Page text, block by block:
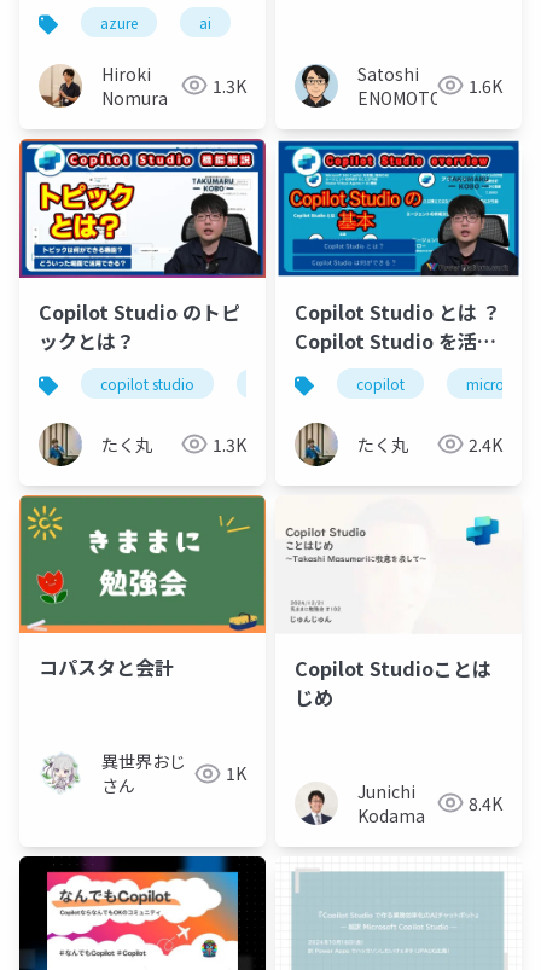
azure ai
Hiroki
Nomura
1.3K
Satoshi
ENOMOTO
1.6K
Copilot Studio のトピ
ックとは？
copilot studio copilot ai 生成ai
たく丸 1.3K
Copilot Studio とは ？
Copilot Studio を活用
すると何ができる？
【たく丸工房】
copilot microsoft
たく丸 2.4K
コパスタと会計
異世界おじ
さん
1K
Copilot Studioことは
じめ
Junichi
Kodama
8.4K